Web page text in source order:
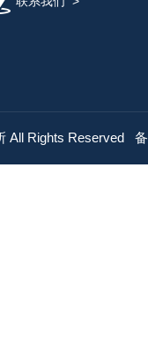
All Rights Reserved